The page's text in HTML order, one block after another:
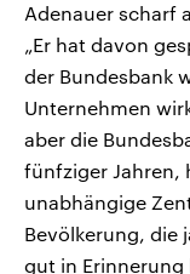
Adenauer scharf
„Er hat davon
der Bundesbank
Unternehmen
aber die
fünfziger Jahren,
unabhängige
Bevölkerung, die
gut in Erinnerung